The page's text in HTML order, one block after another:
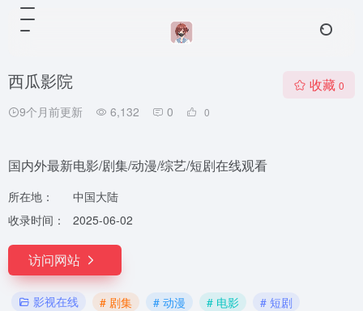
西瓜影院
9个月前更新 6,132 0 0
收藏 0
国内外最新电影/剧集/动漫/综艺/短剧在线观看
所在地：
中国大陆
收录时间：
2025-06-02
访问网站
影视在线 # 剧集 # 动漫 # 电影
# 短剧